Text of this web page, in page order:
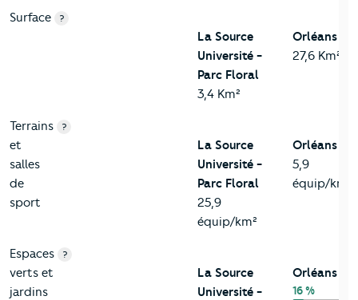
Surface ?
La Source
Université -
Parc Floral
3,4 Km²
Orléans
27,6 Km²
Terrains
et
salles
de
sport
?
La Source
Université -
Parc Floral
25,9
équip/km²
Orléans
5,9
équip/km²
Espaces
verts et
jardins
?
La Source
Université -
Orléans
16 %